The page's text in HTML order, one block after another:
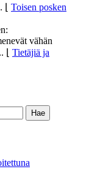
Toisen posken
vähän
Tietäjiä ja